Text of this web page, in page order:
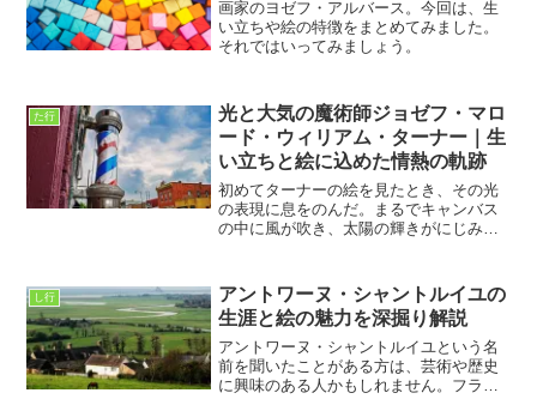
画家のヨゼフ・アルバース。今回は、生
い立ちや絵の特徴をまとめてみました。
それではいってみましょう。
た行
光と大気の魔術師ジョゼフ・マロ
ード・ウィリアム・ターナー｜生
い立ちと絵に込めた情熱の軌跡
初めてターナーの絵を見たとき、その光
の表現に息をのんだ。まるでキャンバス
の中に風が吹き、太陽の輝きがにじみ出
ている。私は車椅子に座りながら画集を
めくり、まるでその景色の...
し行
アントワーヌ・シャントルイユの
生涯と絵の魅力を深掘り解説
アントワーヌ・シャントルイユという名
前を聞いたことがある方は、芸術や歴史
に興味のある人かもしれません。フラン